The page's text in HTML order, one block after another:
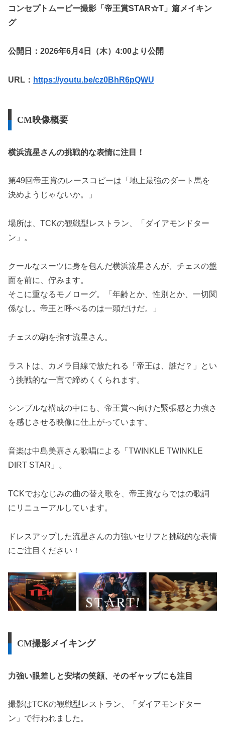
コンセプトムービー撮影「帝王賞STAR☆T」篇メイキン
グ
公開日：2026年6月4日（木）4:00より公開
URL： https://youtu.be/cz0BhR6pQWU
CM映像概要
横浜流星さんの挑戦的な表情に注目！
第49回帝王賞のレースコピーは「地上最強のダート馬を
決めようじゃないか。」
場所は、TCKの観戦型レストラン、「ダイアモンドター
ン」。
クールなスーツに身を包んだ横浜流星さんが、チェスの盤
面を前に、佇みます。
そこに重なるモノローグ。「年齢とか、性別とか、一切関
係なし。帝王と呼べるのは一頭だけだ。」
チェスの駒を指す流星さん。
ラストは、カメラ目線で放たれる「帝王は、誰だ？」とい
う挑戦的な一言で締めくくられます。
シンプルな構成の中にも、帝王賞へ向けた緊張感と力強さ
を感じさせる映像に仕上がっています。
音楽は中島美嘉さん歌唱による「TWINKLE TWINKLE
DIRT STAR」。
TCKでおなじみの曲の替え歌を、帝王賞ならではの歌詞
にリニューアルしています。
ドレスアップした流星さんの力強いセリフと挑戦的な表情
にご注目ください！
CM撮影メイキング
力強い眼差しと安堵の笑顔、そのギャップにも注目
撮影はTCKの観戦型レストラン、「ダイアモンドター
ン」で行われました。